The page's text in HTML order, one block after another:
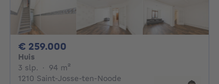
€ 259.000
Huis
3 slp. 3 slaapkamers
· 94 m²
1210 Saint-Josse-ten-Noode